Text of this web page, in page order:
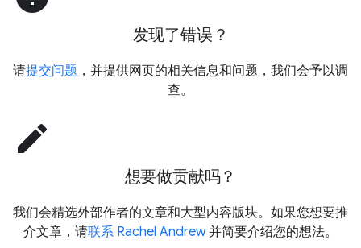
发现了错误？
请提交问题 ，并提供网页的相关信息和问题，我们会予以调
查。
edit
想要做贡献吗？
我们会精选外部作者的文章和大型内容版块。如果您想要推
介文章，请联系 Rachel Andrew并简要介绍您的想法。